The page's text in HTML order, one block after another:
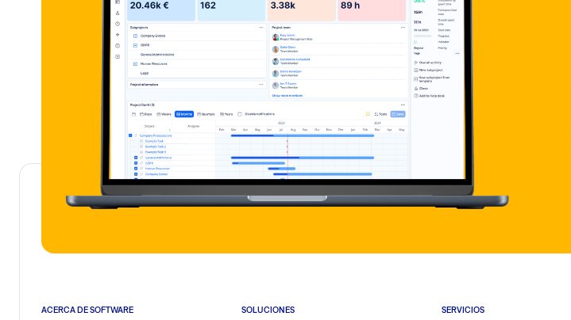
ACERCA DE SOFTWARE SOLUCIONES SERVICIOS